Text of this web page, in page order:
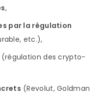
,
par la régulation
etc.),
(régulation des crypto-
(Revolut, Goldman